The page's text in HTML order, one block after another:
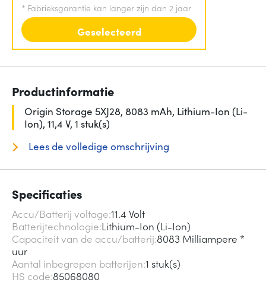
* Fabrieksgarantie kan langer zijn dan 2 jaar
Geselecteerd
Productinformatie
Origin Storage 5XJ28, 8083 mAh, Lithium-Ion (Li-
Ion), 11,4 V, 1 stuk(s)
Lees de volledige omschrijving
Specificaties
Accu/Batterij voltage 11.4 Volt
Batterijtechnologie Lithium-Ion (Li-Ion)
Capaciteit van de accu/batterij 8083 Milliampere *
uur
Aantal inbegrepen batterijen 1 stuk(s)
HS code 85068080